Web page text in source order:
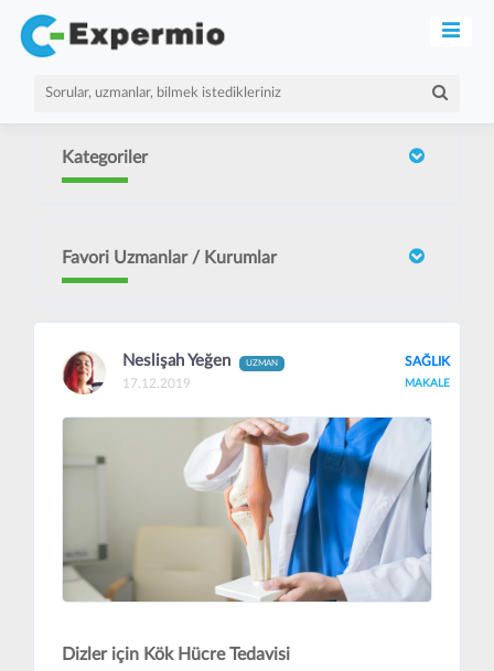
Kategoriler
Favori Uzmanlar / Kurumlar
Neslişah Yeğen UZMAN
17.12.2019
SAĞLIK
MAKALE
Dizler için Kök Hücre Tedavisi